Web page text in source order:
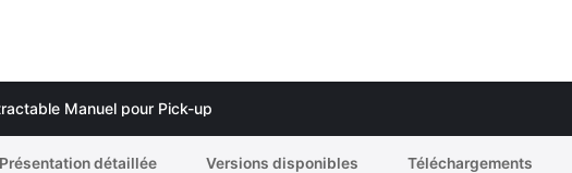
Manuel pour Pick-up
Présentation détaillée Versions disponibles Téléchargements